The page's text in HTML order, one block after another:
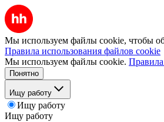
Мы используем файлы cookie, чтобы
Правила использования файлов cookie
Мы используем файлы cookie.
Понятно
Ищу работу
Ищу работу
Ищу работу